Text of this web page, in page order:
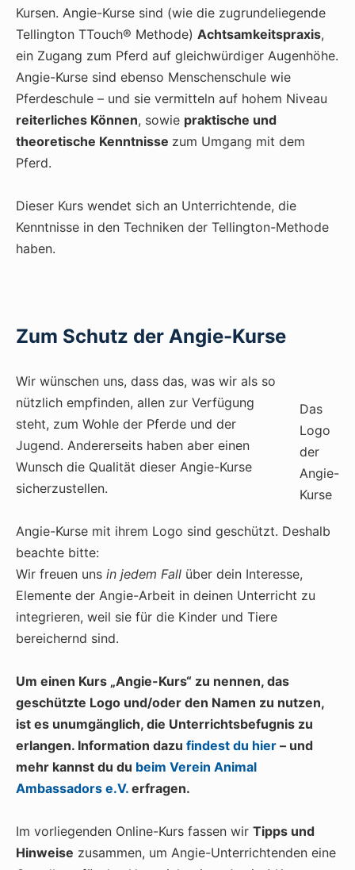
Kursen. Angie-Kurse sind (wie die zugrundeliegende
Tellington TTouch® Methode) Achtsamkeitspraxis,
ein Zugang zum Pferd auf gleichwürdiger Augenhöhe.
Angie-Kurse sind ebenso Menschenschule wie
Pferdeschule – und sie vermitteln auf hohem Niveau
reiterliches Können, sowie praktische und
theoretische Kenntnisse zum Umgang mit dem
Pferd.
Dieser Kurs wendet sich an Unterrichtende, die
Kenntnisse in den Techniken der Tellington-Methode
haben.
Zum Schutz der Angie-Kurse
Das
Logo
der
Angie-
Kurse
Wir wünschen uns, dass das, was wir als so
nützlich empfinden, allen zur Verfügung
steht, zum Wohle der Pferde und der
Jugend. Andererseits haben aber einen
Wunsch die Qualität dieser Angie-Kurse
sicherzustellen.
Angie-Kurse mit ihrem Logo sind geschützt. Deshalb
beachte bitte:
Wir freuen uns in jedem Fall über dein Interesse,
Elemente der Angie-Arbeit in deinen Unterricht zu
integrieren, weil sie für die Kinder und Tiere
bereichernd sind.
Um einen Kurs „Angie-Kurs“ zu nennen, das
geschützte Logo und/oder den Namen zu nutzen,
ist es unumgänglich, die Unterrichtsbefugnis zu
erlangen. Information dazu findest du hier – und
mehr kannst du du beim Verein Animal
Ambassadors e.V. erfragen.
Im vorliegenden Online-Kurs fassen wir Tipps und
Hinweise zusammen, um Angie-Unterrichtenden eine